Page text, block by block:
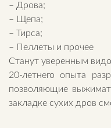
– Дрова;
– Щепа;
– Тирса;
– Пеллеты и прочее
Станут уверенным
20-летнего опыта
позволяющие
закладке сухих дров